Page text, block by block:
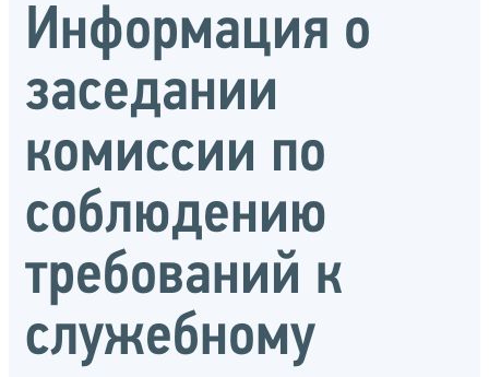
Информация о
заседании
комиссии по
соблюдению
требований к
служебному